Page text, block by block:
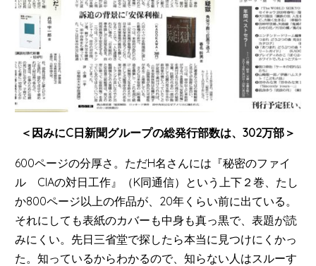
＜因みにC日新聞グループの総発行部数は、302万部＞
600ページの分厚さ。ただH名さんには『秘密のファイ
ル CIAの対日工作』（K同通信）という上下２巻、たし
か800ページ以上の作品が、20年くらい前に出ている。
それにしても表紙のカバーも中身も真っ黒で、表題が読
みにくい。先日三省堂で探したら本当に見つけにくかっ
た。知っているからわかるので、知らない人はスルーす